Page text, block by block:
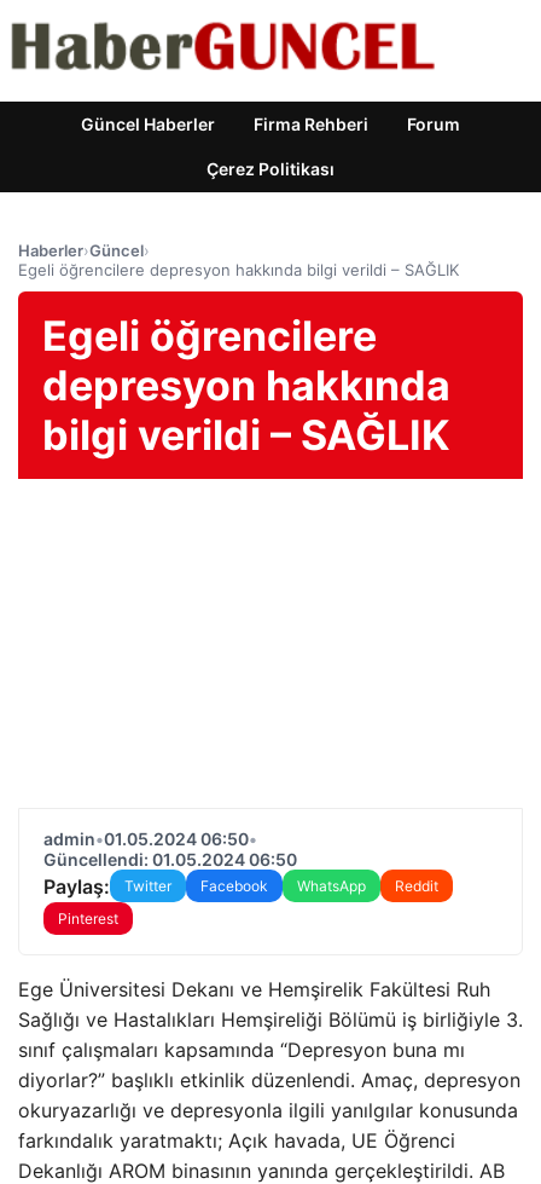
Güncel Haberler Firma Rehberi Forum
Çerez Politikası
Haberler›Güncel›
Egeli öğrencilere depresyon hakkında bilgi verildi – SAĞLIK
Egeli öğrencilere
depresyon hakkında
bilgi verildi – SAĞLIK
admin•01.05.2024 06:50•
Güncellendi: 01.05.2024 06:50
Paylaş: Twitter Facebook WhatsApp
Reddit
Pinterest
Ege Üniversitesi Dekanı ve Hemşirelik Fakültesi Ruh
Sağlığı ve Hastalıkları Hemşireliği Bölümü iş birliğiyle 3.
sınıf çalışmaları kapsamında “Depresyon buna mı
diyorlar?” başlıklı etkinlik düzenlendi. Amaç, depresyon
okuryazarlığı ve depresyonla ilgili yanılgılar konusunda
farkındalık yaratmaktı; Açık havada, UE Öğrenci
Dekanlığı AROM binasının yanında gerçekleştirildi. AB